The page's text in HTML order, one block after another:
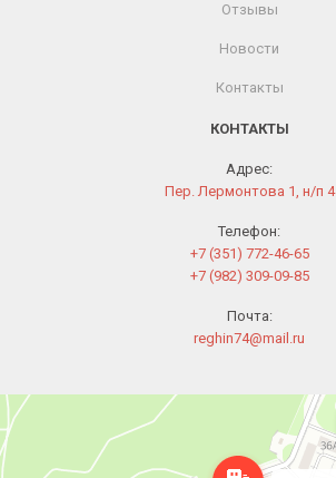
Отзывы
Новости
Контакты
КОНТАКТЫ
Адрес:
Пер. Лермонтова 1, н/п 4
Телефон:
+7 (351) 772-46-65
+7 (982) 309-09-85
Почта:
reghin74@mail.ru
Челябинск
Переулок Лермонтова, 1 — Яндекс Карты